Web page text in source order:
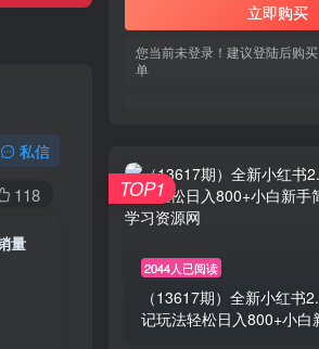
私信
118
量
立即购买
您当前未登录！建议登陆后购
单
2044人已阅读
（13617期）全新小红书
记玩法轻松日入800+小白
TOP1